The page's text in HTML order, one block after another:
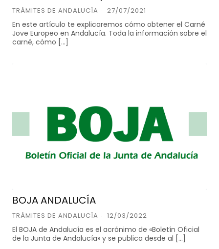
TRÁMITES DE ANDALUCÍA 27/07/2021
En este artículo te explicaremos cómo obtener el Carné
Jove Europeo en Andalucía. Toda la información sobre el
carné, cómo […]
BOJA ANDALUCÍA
TRÁMITES DE ANDALUCÍA 12/03/2022
El BOJA de Andalucía es el acrónimo de «Boletín Oficial
de la Junta de Andalucía» y se publica desde al […]